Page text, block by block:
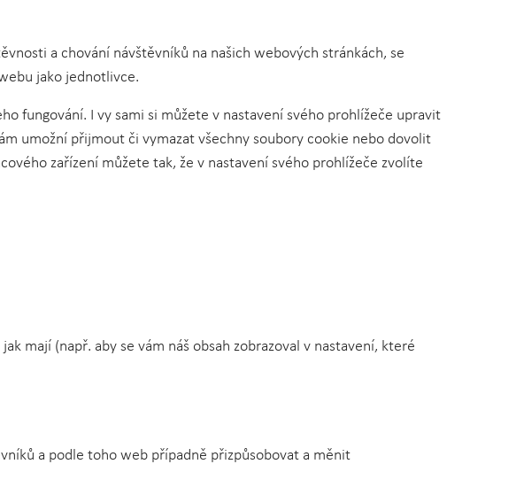
a chování návštěvníků na našich webových stránkách, se
jako jednotlivce.
fungování. I vy sami si můžete v nastavení svého prohlížeče upravit
umožní přijmout či vymazat všechny soubory cookie nebo dovolit
zařízení můžete tak, že v nastavení svého prohlížeče zvolíte
mají (např. aby se vám náš obsah zobrazoval v nastavení, které
a podle toho web případně přizpůsobovat a měnit